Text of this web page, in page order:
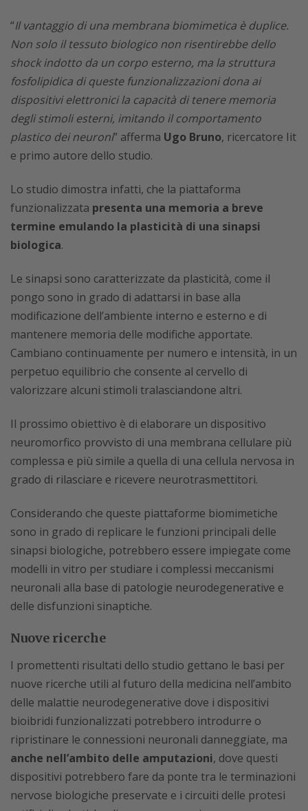
“Il vantaggio di una membrana biomimetica è duplice.
Non solo il tessuto biologico non risentirebbe dello
shock indotto da un corpo esterno, ma la struttura
fosfolipidica di queste funzionalizzazioni dona ai
dispositivi elettronici la capacità di tenere memoria
degli stimoli esterni, imitando il comportamento
plastico dei neuroni” afferma Ugo Bruno, ricercatore Iit
e primo autore dello studio.
Lo studio dimostra infatti, che la piattaforma
funzionalizzata presenta una memoria a breve
termine emulando la plasticità di una sinapsi
biologica.
Le sinapsi sono caratterizzate da plasticità, come il
pongo sono in grado di adattarsi in base alla
modificazione dell’ambiente interno e esterno e di
mantenere memoria delle modifiche apportate.
Cambiano continuamente per numero e intensità, in un
perpetuo equilibrio che consente al cervello di
valorizzare alcuni stimoli tralasciandone altri.
Il prossimo obiettivo è di elaborare un dispositivo
neuromorfico provvisto di una membrana cellulare più
complessa e più simile a quella di una cellula nervosa in
grado di rilasciare e ricevere neurotrasmettitori.
Considerando che queste piattaforme biomimetiche
sono in grado di replicare le funzioni principali delle
sinapsi biologiche, potrebbero essere impiegate come
modelli in vitro per studiare i complessi meccanismi
neuronali alla base di patologie neurodegenerative e
delle disfunzioni sinaptiche.
Nuove ricerche
I promettenti risultati dello studio gettano le basi per
nuove ricerche utili al futuro della medicina nell’ambito
delle malattie neurodegenerative dove i dispositivi
bioibridi funzionalizzati potrebbero introdurre o
ripristinare le connessioni neuronali danneggiate, ma
anche nell’ambito delle amputazioni, dove questi
dispositivi potrebbero fare da ponte tra le terminazioni
nervose biologiche preservate e i circuiti delle protesi